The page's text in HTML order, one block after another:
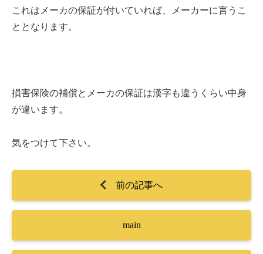
これはメーカの保証が付いていれば、メーカーに言うこ
ととなります。
損害保険の補償とメーカの保証は漢字も違うくらい中身
が違います。
気をつけて下さい。
前の記事へ
main